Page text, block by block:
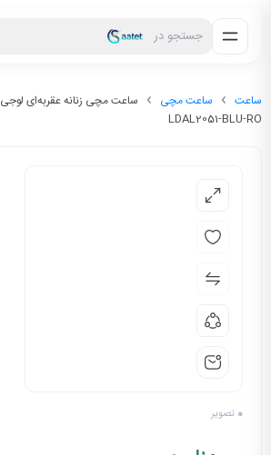
جستجو در
ساعت ساعت مچی
LDAL2051-BLU-RO
0 تصویر